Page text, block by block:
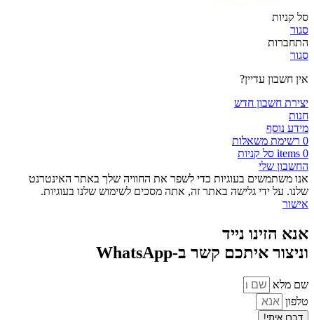
סל קניות
סגור
התחברות
סגור
אין חשבון עדיין?
יצירת חשבון חדש
חנות
מידע נוסף
0 רשימת משאלות
0
items סל קניות
החשבון שלי
אנו משתמשים בעוגיות כדי לשפר את החוויה שלך באתר האינטרנט
שלנו. על ידי גלישה באתר זה, אתה מסכים לשימוש שלנו בעוגיות.
אישור
אנא הזינו נייד
וניצור איתכם קשר ב-WhatsApp
שם מלא
טלפון
דברו איתי!